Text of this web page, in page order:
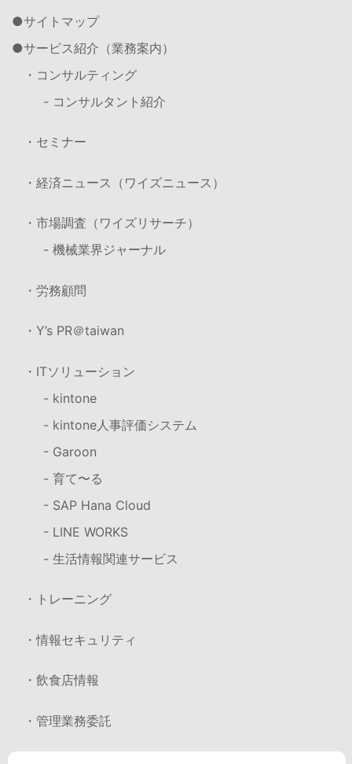
サイトマップ
サービス紹介（業務案内）
・コンサルティング
- コンサルタント紹介
・セミナー
・経済ニュース（ワイズニュース）
・市場調査（ワイズリサーチ）
- 機械業界ジャーナル
・労務顧問
・Y’s PR＠taiwan
・ITソリューション
- kintone
- kintone人事評価システム
- Garoon
- 育て〜る
- SAP Hana Cloud
- LINE WORKS
- 生活情報関連サービス
・トレーニング
・情報セキュリティ
・飲食店情報
・管理業務委託